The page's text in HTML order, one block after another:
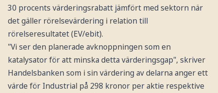
30 procents värderingsrabatt jämfört med sektorn när
det gäller rörelsevärdering i relation till
rörelseresultatet (EV/ebit).
"Vi ser den planerade avknoppningen som en
katalysator för att minska detta värderingsgap", skriver
Handelsbanken som i sin värdering av delarna anger ett
värde för Industrial på 298 kronor per aktie respektive